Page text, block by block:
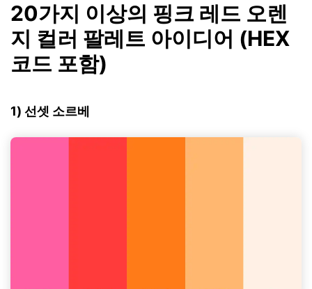
20가지 이상의 핑크 레드 오렌
지 컬러 팔레트 아이디어 (HEX
코드 포함)
1) 선셋 소르베